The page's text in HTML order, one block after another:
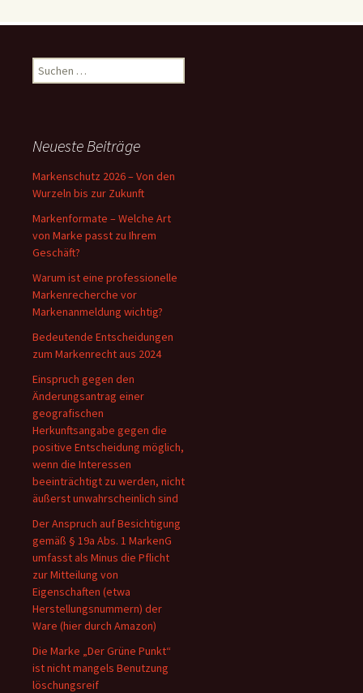
Suchen
nach:
Neueste Beiträge
Markenschutz 2026 – Von den
Wurzeln bis zur Zukunft
Markenformate – Welche Art
von Marke passt zu Ihrem
Geschäft?
Warum ist eine professionelle
Markenrecherche vor
Markenanmeldung wichtig?
Bedeutende Entscheidungen
zum Markenrecht aus 2024
Einspruch gegen den
Änderungsantrag einer
geografischen
Herkunftsangabe gegen die
positive Entscheidung möglich,
wenn die Interessen
beeinträchtigt zu werden, nicht
äußerst unwahrscheinlich sind
Der Anspruch auf Besichtigung
gemäß § 19a Abs. 1 MarkenG
umfasst als Minus die Pflicht
zur Mitteilung von
Eigenschaften (etwa
Herstellungsnummern) der
Ware (hier durch Amazon)
Die Marke „Der Grüne Punkt“
ist nicht mangels Benutzung
löschungsreif